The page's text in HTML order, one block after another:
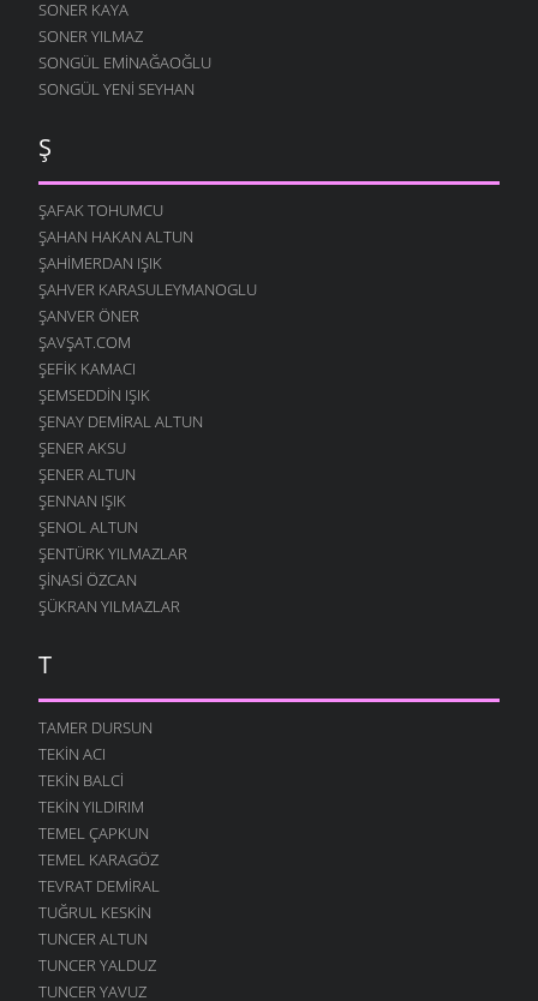
SONER KAYA
SONER YILMAZ
SONGÜL EMINAĞAOĞLU
SONGÜL YENI SEYHAN
Ş
ŞAFAK TOHUMCU
ŞAHAN HAKAN ALTUN
ŞAHIMERDAN IŞIK
ŞAHVER KARASULEYMANOGLU
ŞANVER ÖNER
ŞAVŞAT.COM
ŞEFIK KAMACI
ŞEMSEDDIN IŞIK
ŞENAY DEMIRAL ALTUN
ŞENER AKSU
ŞENER ALTUN
ŞENNAN IŞIK
ŞENOL ALTUN
ŞENTÜRK YILMAZLAR
ŞINASI ÖZCAN
ŞÜKRAN YILMAZLAR
T
TAMER DURSUN
TEKIN ACI
TEKIN BALCI
TEKIN YILDIRIM
TEMEL ÇAPKUN
TEMEL KARAGÖZ
TEVRAT DEMIRAL
TUĞRUL KESKIN
TUNCER ALTUN
TUNCER YALDUZ
TUNCER YAVUZ